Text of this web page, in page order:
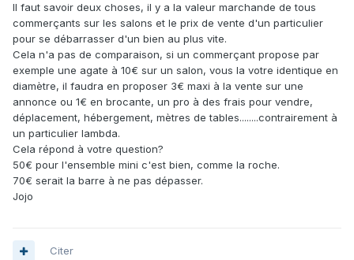
Il faut savoir deux choses, il y a la valeur marchande de tous
commerçants sur les salons et le prix de vente d'un particulier
pour se débarrasser d'un bien au plus vite.
Cela n'a pas de comparaison, si un commerçant propose par
exemple une agate à 10€ sur un salon, vous la votre identique en
diamètre, il faudra en proposer 3€ maxi à la vente sur une
annonce ou 1€ en brocante, un pro à des frais pour vendre,
déplacement, hébergement, mètres de tables........contrairement à
un particulier lambda.
Cela répond à votre question?
50€ pour l'ensemble mini c'est bien, comme la roche.
70€ serait la barre à ne pas dépasser.
Jojo
Citer